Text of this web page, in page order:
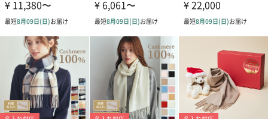
トップノート：フローラル ブーケ
スズランの爽やかな調べ、表情豊かなピオニーアコード、やさし
く香り立つアイリスが、朝露を帯びた森の下草のようにみずみず
しい個性に寄り添います。
ミドルノート：センティフォリア ローズ
甘美なほどクリーミーで豊か、そしてベルベットのようになめら
かなローズを中心に、腕いっぱいの花々がいきいきと香り立ちま
す。